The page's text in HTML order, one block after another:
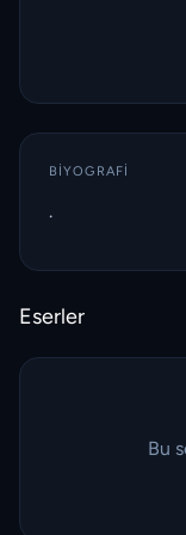
BIYOGRAFI
.
Eserler
Bu